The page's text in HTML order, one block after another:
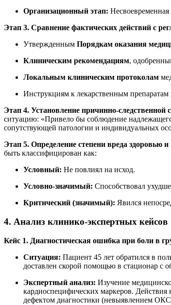
Организационный этап:
Этап 3. Сравнение фактических действий с
Утвержденным Порядкам оказания
Клиническим рекомендациям,
Локальным клиническим протоколам
Инструкциям к лекарственным
Этап 4. Установление причинно-следственной
ситуацию: «Привело бы соблюдение
сопутствующей патологии и индивидуальных
Этап 5. Определение степени вреда здоровью и
быть классифицирован как:
Условный: Не повлиял на исход.
Условно-значимый: Способствовал
Критический (значимый): Явился
4. Анализ клинико-экспертных кейсов
Кейс 1. Диагностическая ошибка при боли в
Ситуация: Пациент 45 лет обратился в
доставлен скорой помощью в стационар с
Экспертный анализ: Изучение
кардиоспецифических маркеров. Действия
дефектом диагностики (невыявлением